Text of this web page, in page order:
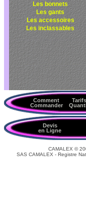
Les bonnets
Les gants
Les accessoires
Les inclassables
Comment
Commander
Devis
en Ligne
CAMALEX ©
SAS CAMALEX - Registre